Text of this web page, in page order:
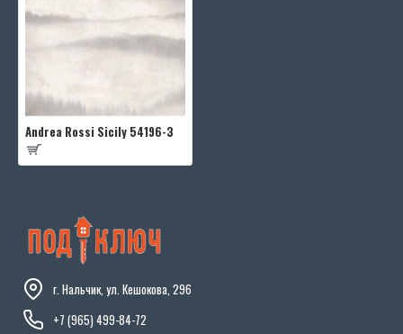
Andrea Rossi Sicily 54196-3
г. Нальчик, ул. Кешокова, 296
+7 (965) 499-84-72